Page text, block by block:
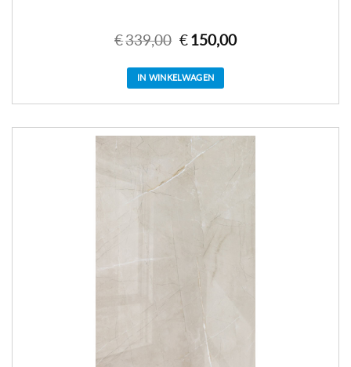
€339,00 Oorspronkelijke
prijs
€150,00Huidige
prijs
IN WINKELWAGEN